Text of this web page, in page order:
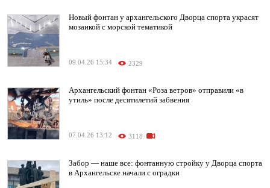
Новый фонтан у архангельского Дворца спорта украсят
мозаикой с морской тематикой
09.04.26 15:34 2329
Архангельский фонтан «Роза ветров» отправили «в
утиль» после десятилетий забвения
07.04.26 13:12 3118
Забор — наше все: фонтанную стройку у Дворца спорта
в Архангельске начали с оградки